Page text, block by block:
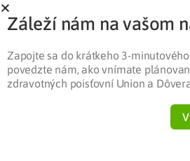
Poskytovateľ/Poskytovateľ
pacienta v diabetologickej
Zoznam kategorizovaného
Záleží nám na vašom
Zapojte sa do krátkeho 3-
povedzte nám, ako vnímate
zdravotných poisťovní Union a